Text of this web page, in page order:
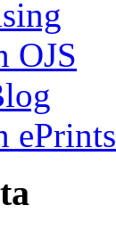
OJS
ePrints